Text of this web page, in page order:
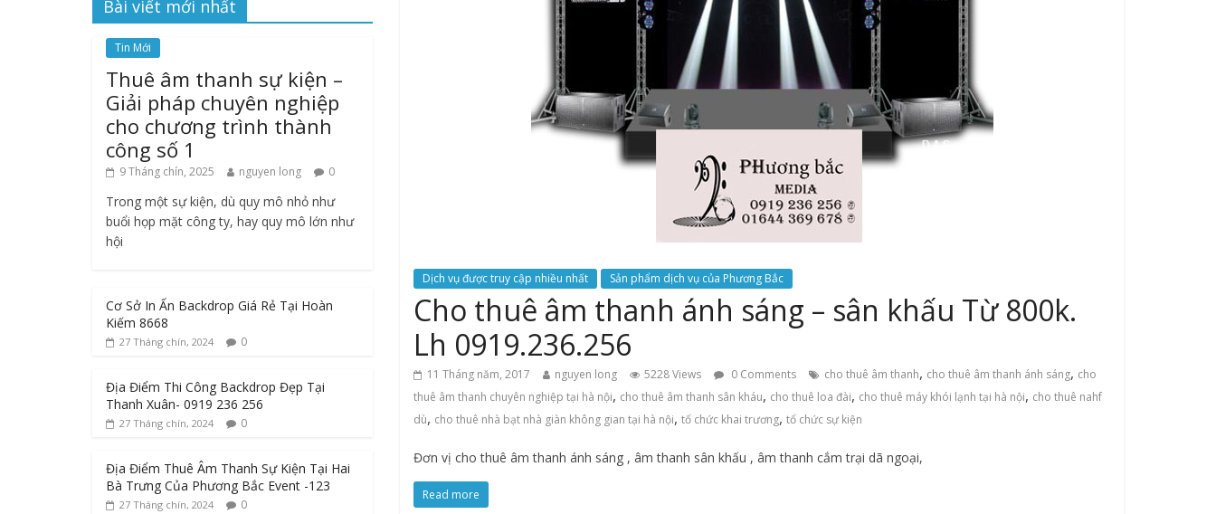
Dịch vụ được truy cập nhiều nhất Sản phẩm dịch vụ của Phương Bắc
Cho thuê âm thanh ánh sáng – sân khấu Từ 800k.
Lh 0919.236.256
11 Tháng năm, 2017 nguyen long 5228 Views 0 Comments cho thuê âm thanh, cho thuê âm thanh ánh sáng, cho
thuê âm thanh chuyên nghiệp tại hà nội, cho thuê âm thanh sân kháu, cho thuê loa đài, cho thuê máy khói lạnh tại hà nội, cho thuê nahf
dù, cho thuê nhà bạt nhà giàn không gian tại hà nội, tổ chức khai trương, tổ chức sự kiện
Đơn vị cho thuê âm thanh ánh sáng , âm thanh sân khấu , âm thanh cắm trại dã ngoại,
Read more
Bài viết mới nhất
Tin Mới
Thuê âm thanh sự kiện –
Giải pháp chuyên nghiệp
cho chương trình thành
công số 1
9 Tháng chín, 2025 nguyen long 0
Trong một sự kiện, dù quy mô nhỏ như
buổi họp mặt công ty, hay quy mô lớn như
hội
Cơ Sở In Ấn Backdrop Giá Rẻ Tại Hoàn
Kiếm 8668
27 Tháng chín, 2024 0
Địa Điểm Thi Công Backdrop Đẹp Tại
Thanh Xuân- 0919 236 256
27 Tháng chín, 2024 0
Địa Điểm Thuê Âm Thanh Sự Kiện Tại Hai
Bà Trưng Của Phương Bắc Event -123
27 Tháng chín, 2024 0